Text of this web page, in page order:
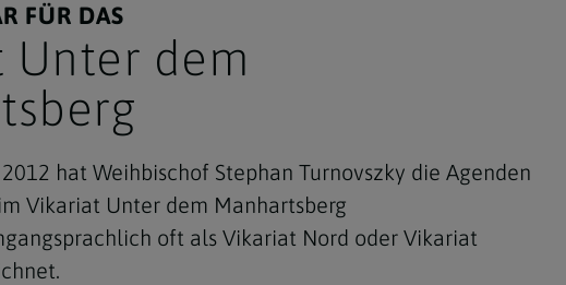
/ Bischofsvikar für das Vikariat Unter dem Manhartsberg, Weihbischof Turnovszky
FÜR DAS
dem
hat Weihbischof Stephan Turnovszky die Agenden
Vikariat Unter dem Manhartsberg
oft als Vikariat Nord oder Vikariat